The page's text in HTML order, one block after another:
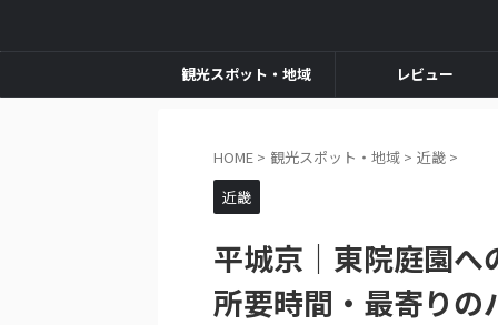
観光スポット・地域 レビュー
HOME > 観光スポット・地域 > 近畿 >
近畿
平城京｜東院庭園へ
所要時間・最寄りの